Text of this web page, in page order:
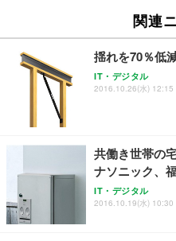
関連
揺れを70％低
IT・デジタル
2016.10.26(水) 12:15
共働き世帯の
ナソニック、
IT・デジタル
2016.10.19(水) 10:30